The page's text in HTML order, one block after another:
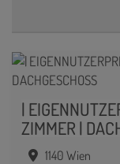
|
ZIMMER |
1140 Wien